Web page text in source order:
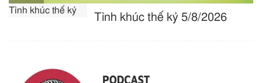
Tình khúc thế kỷ
Tình khúc thế kỷ 5/8/2026